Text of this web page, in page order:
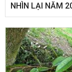
NHÌN LẠI NĂM